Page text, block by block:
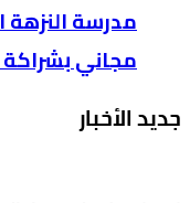
مدرسة النزهة
مجاني
جديد الأخبار